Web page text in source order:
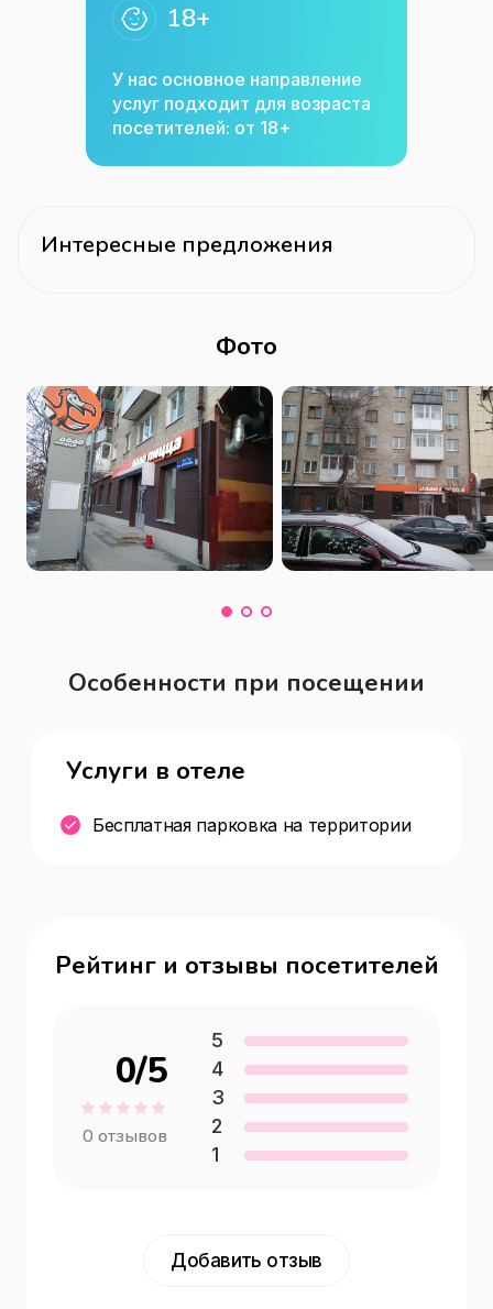
18+
У нас основное направление
услуг подходит для возраста
посетителей: от 18+
Интересные предложения
Фото
Особенности при посещении
Услуги в отеле
Бесплатная парковка на территории
Рейтинг и отзывы посетителей
0/5
0 отзывов
5
4
3
2
1
Добавить отзыв